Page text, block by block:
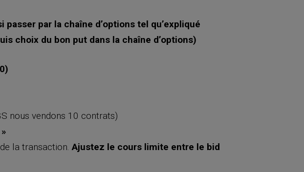
passer par la chaîne d’options tel qu’expliqué
choix du bon put dans la chaîne d’options)
nous vendons 10 contrats)
la transaction. Ajustez le cours limite entre le bid